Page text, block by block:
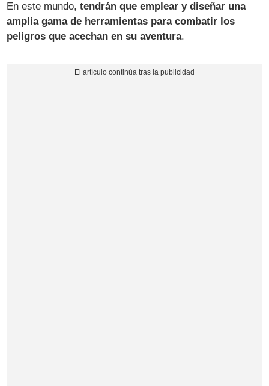
En este mundo,tendrán que emplear y diseñar una
amplia gama de herramientas para combatir los
peligros que acechan en su aventura.